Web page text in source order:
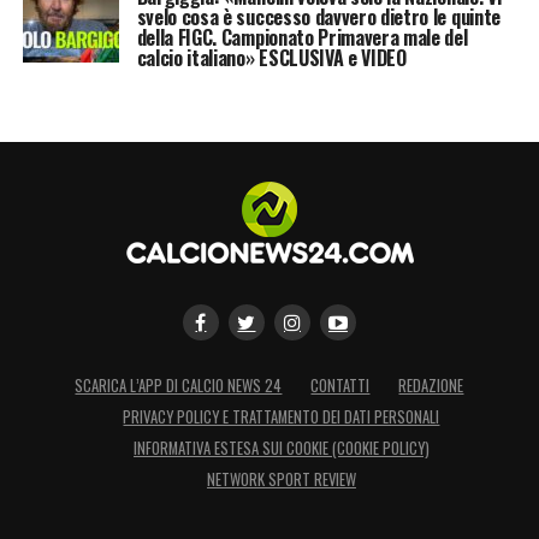
svelo cosa è successo davvero dietro le quinte
della FIGC. Campionato Primavera male del
calcio italiano» ESCLUSIVA e VIDEO
SCARICA L’APP DI CALCIO NEWS 24 CONTATTI
REDAZIONE
PRIVACY POLICY E TRATTAMENTO DEI DATI PERSONALI
INFORMATIVA ESTESA SUI COOKIE (COOKIE POLICY)
NETWORK SPORT REVIEW